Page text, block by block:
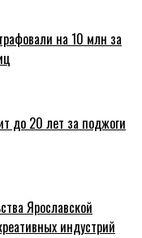
на 10 млн за
до 20 лет за поджоги
Ярославской
индустрий